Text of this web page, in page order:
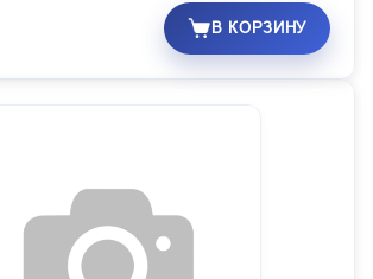
В КОРЗИНУ